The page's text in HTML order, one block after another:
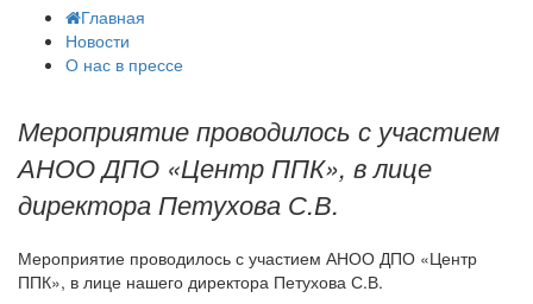
Главная
Новости
О нас в прессе
Мероприятие проводилось с участием
АНОО ДПО «Центр ППК», в лице
директора Петухова С.В.
Мероприятие проводилось с участием АНОО ДПО «Центр
ППК», в лице нашего директора Петухова С.В.